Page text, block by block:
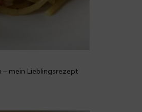
mein Lieblingsrezept